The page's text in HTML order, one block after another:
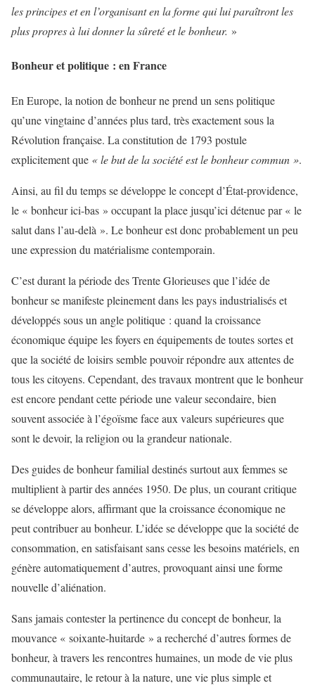
les principes et en l’organisant en la forme qui lui paraîtront les
plus propres à lui donner la sûreté et le bonheur. »
Bonheur et politique : en France
En Europe, la notion de bonheur ne prend un sens politique
qu’une vingtaine d’années plus tard, très exactement sous la
Révolution française. La constitution de 1793 postule
explicitement que « le but de la société est le bonheur commun ».
Ainsi, au fil du temps se développe le concept d’État-providence,
le « bonheur ici-bas » occupant la place jusqu’ici détenue par « le
salut dans l’au-delà ». Le bonheur est donc probablement un peu
une expression du matérialisme contemporain.
C’est durant la période des Trente Glorieuses que l’idée de
bonheur se manifeste pleinement dans les pays industrialisés et
développés sous un angle politique : quand la croissance
économique équipe les foyers en équipements de toutes sortes et
que la société de loisirs semble pouvoir répondre aux attentes de
tous les citoyens. Cependant, des travaux montrent que le bonheur
est encore pendant cette période une valeur secondaire, bien
souvent associée à l’égoïsme face aux valeurs supérieures que
sont le devoir, la religion ou la grandeur nationale.
Des guides de bonheur familial destinés surtout aux femmes se
multiplient à partir des années 1950. De plus, un courant critique
se développe alors, affirmant que la croissance économique ne
peut contribuer au bonheur. L’idée se développe que la société de
consommation, en satisfaisant sans cesse les besoins matériels, en
génère automatiquement d’autres, provoquant ainsi une forme
nouvelle d’aliénation.
Sans jamais contester la pertinence du concept de bonheur, la
mouvance « soixante-huitarde » a recherché d’autres formes de
bonheur, à travers les rencontres humaines, un mode de vie plus
communautaire, le retour à la nature, une vie plus simple et